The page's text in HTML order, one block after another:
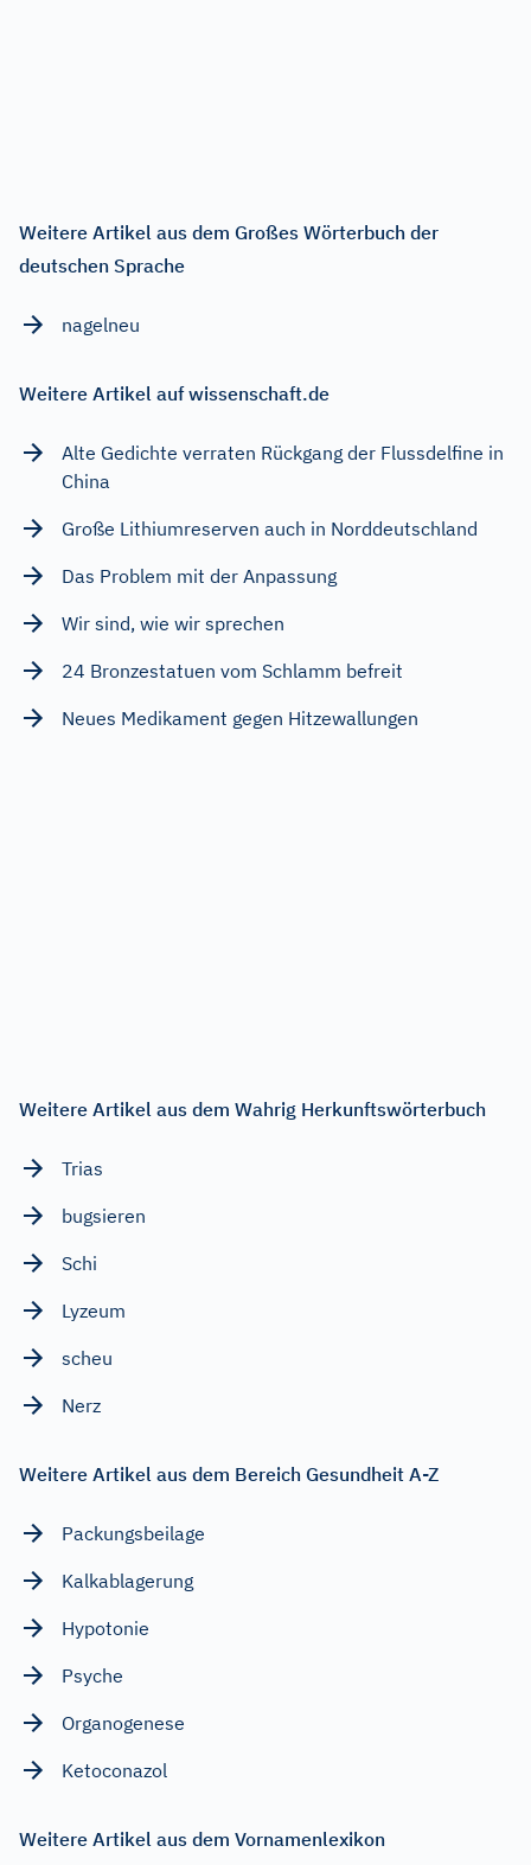
Weitere Artikel aus dem Großes Wörterbuch der
deutschen Sprache
nagelneu
Weitere Artikel auf wissenschaft.de
Alte Gedichte verraten Rückgang der Flussdelfine in
China
Große Lithiumreserven auch in Norddeutschland
Das Problem mit der Anpassung
Wir sind, wie wir sprechen
24 Bronzestatuen vom Schlamm befreit
Neues Medikament gegen Hitzewallungen
Weitere Artikel aus dem Wahrig Herkunftswörterbuch
Trias
bugsieren
Schi
Lyzeum
scheu
Nerz
Weitere Artikel aus dem Bereich Gesundheit A-Z
Packungsbeilage
Kalkablagerung
Hypotonie
Psyche
Organogenese
Ketoconazol
Weitere Artikel aus dem Vornamenlexikon